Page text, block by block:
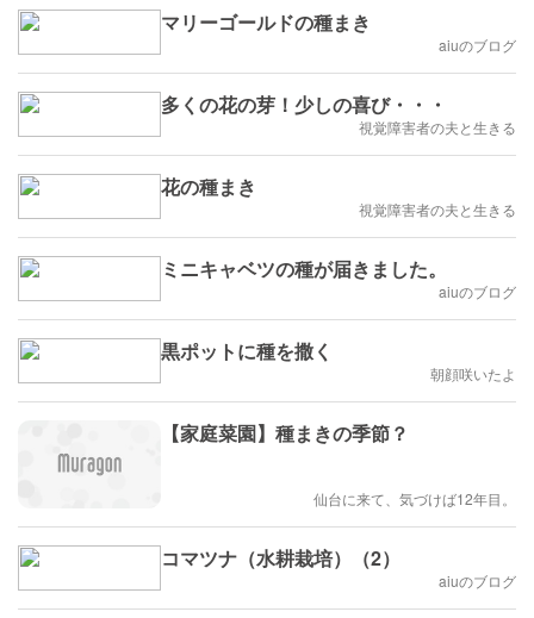
マリーゴールドの種まき
aiuのブログ
多くの花の芽！少しの喜び・・・
視覚障害者の夫と生きる
花の種まき
視覚障害者の夫と生きる
ミニキャベツの種が届きました。
aiuのブログ
黒ポットに種を撒く
朝顔咲いたよ
【家庭菜園】種まきの季節？
仙台に来て、気づけば12年目。
コマツナ（水耕栽培）（2）
aiuのブログ